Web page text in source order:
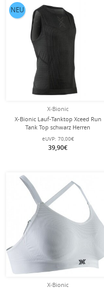
X-Bionic
X-Bionic Lauf-Tanktop Xceed Run
Tank Top schwarz Herren
eUVP: 70,00€
39,90€
NEU
X-Bionic